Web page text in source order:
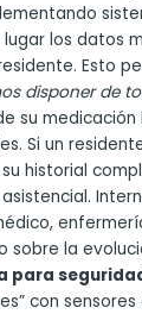
los datos
Esto
disponer de
su medicación
Si un
historial
sobre la
para
con